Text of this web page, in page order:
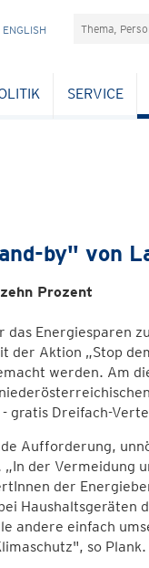
ENGLISH Suchefeld
SERVICE
by" von
Prozent
Energiesparen
der Aktion „Stop
werden. Am
gratis Dreifach-
Aufforderung,
der Vermeidung
der
Haushaltsgeräten
andere einfach
so Plank.